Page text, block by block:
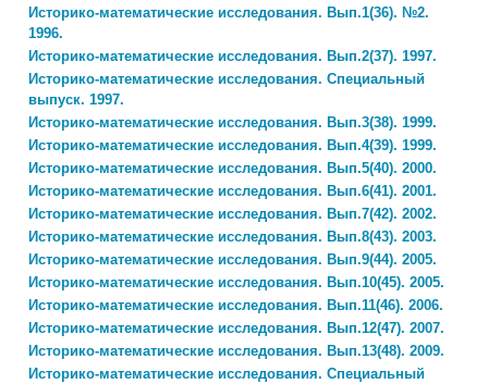
Историко-математические исследования. Вып.1(36). №2.
1996.
Историко-математические исследования. Вып.2(37). 1997.
Историко-математические исследования. Специальный
выпуск. 1997.
Историко-математические исследования. Вып.3(38). 1999.
Историко-математические исследования. Вып.4(39). 1999.
Историко-математические исследования. Вып.5(40). 2000.
Историко-математические исследования. Вып.6(41). 2001.
Историко-математические исследования. Вып.7(42). 2002.
Историко-математические исследования. Вып.8(43). 2003.
Историко-математические исследования. Вып.9(44). 2005.
Историко-математические исследования. Вып.10(45). 2005.
Историко-математические исследования. Вып.11(46). 2006.
Историко-математические исследования. Вып.12(47). 2007.
Историко-математические исследования. Вып.13(48). 2009.
Историко-математические исследования. Специальный